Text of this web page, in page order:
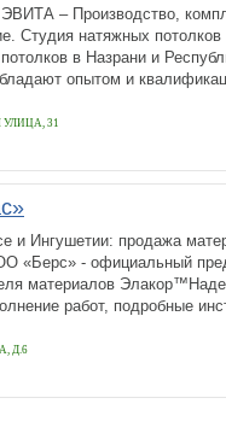
– Производство,
Студия натяжных потолков
в Назрани и
опытом и
31
и Ингушетии: продажа
«Берс» - официальный
материалов
работ, подробные
Д.6